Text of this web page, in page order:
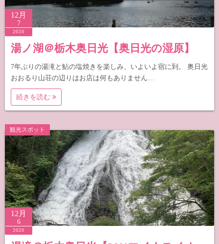
12月
7
2020
湯ノ湖＠栃木奥日光【奥日光の湿原】
7年ぶりの湯滝と鮎の塩焼きを楽しみ、いよいよ宿に到。 奥日光
おおるり山荘の辺りはお店は何もありません…
続きを読む
観光スポット
12月
6
2020